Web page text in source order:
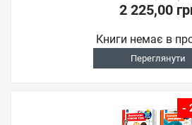
2 225,00
Книги немає в
Переглянути
-